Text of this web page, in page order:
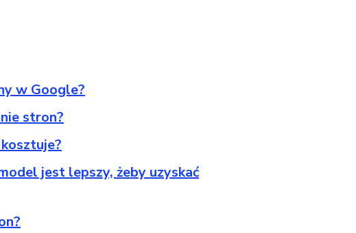
w Google?
stron?
jest lepszy, żeby uzyskać